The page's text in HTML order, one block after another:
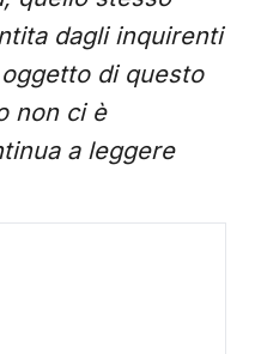
dagli inquirenti
di questo
non ci è
a leggere